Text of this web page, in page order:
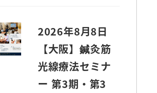
2026年8月8日
【大阪】鍼灸筋
光線療法セミナ
ー 第3期・第3